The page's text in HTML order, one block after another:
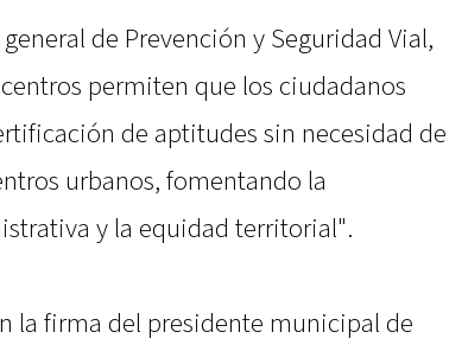
de Prevención y Seguridad Vial,
permiten que los ciudadanos
de aptitudes sin necesidad de
urbanos, fomentando la
y la equidad territorial".
la firma del presidente municipal de